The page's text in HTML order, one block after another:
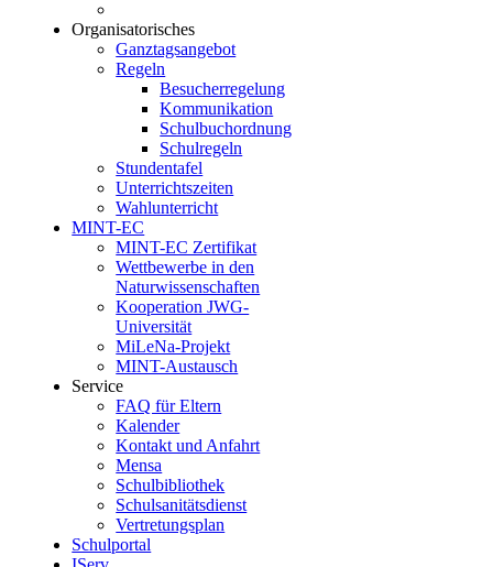
Organisatorisches
Ganztagsangebot
Regeln
Besucherregelung
Kommunikation
Schulbuchordnung
Schulregeln
Stundentafel
Unterrichtszeiten
Wahlunterricht
MINT-EC
MINT-EC Zertifikat
Wettbewerbe in den
Naturwissenschaften
Kooperation JWG-
Universität
MiLeNa-Projekt
MINT-Austausch
Service
FAQ für Eltern
Kalender
Kontakt und Anfahrt
Mensa
Schulbibliothek
Schulsanitätsdienst
Vertretungsplan
Schulportal